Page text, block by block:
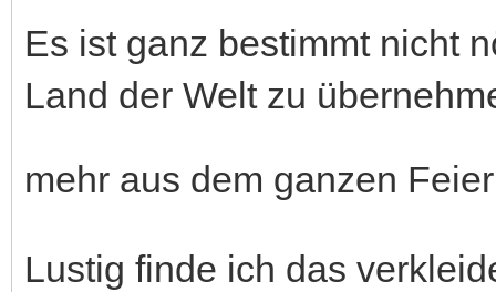
Es ist ganz bestimmt nicht
Land der Welt zu
mehr aus dem ganzen
Lustig finde ich das